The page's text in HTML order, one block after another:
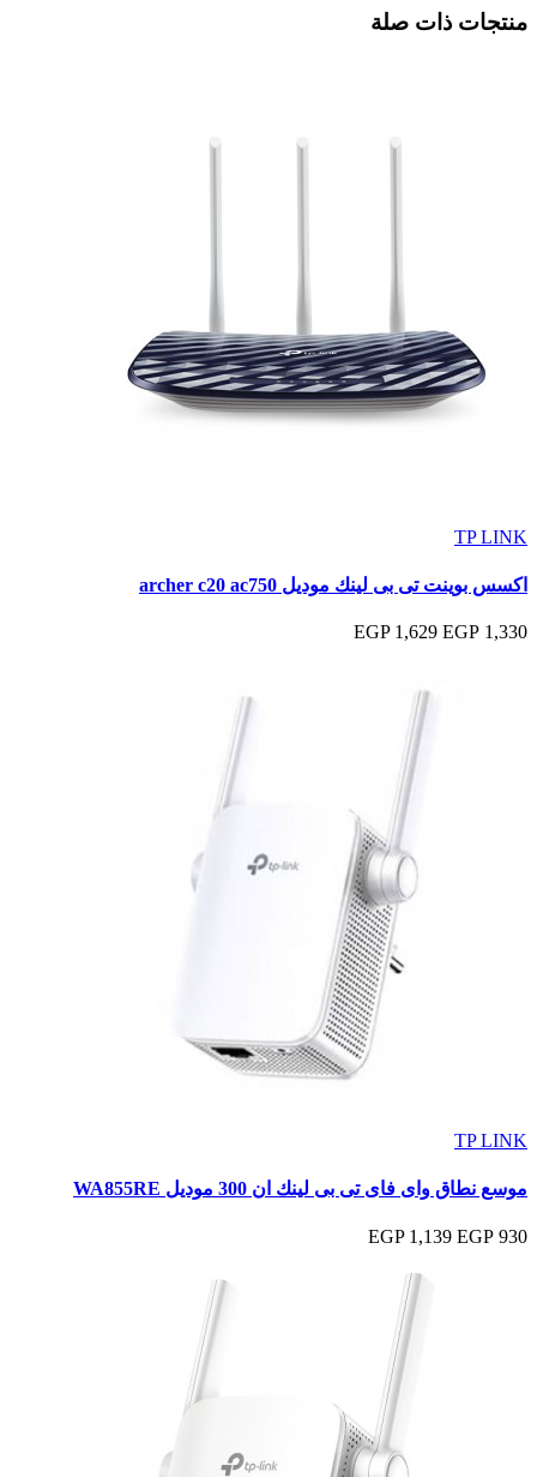
منتجات ذات صلة
TP LINK
اكسس بوينت تى بى لينك موديل archer c20 ac750
1,330 EGP
1,629 EGP
TP LINK
موسع نطاق واى فاى تى بى لينك ان 300 موديل WA855RE
930 EGP
1,139 EGP